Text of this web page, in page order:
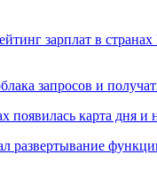
зарплат в
запросов и
появилась карта дня и
развертывание